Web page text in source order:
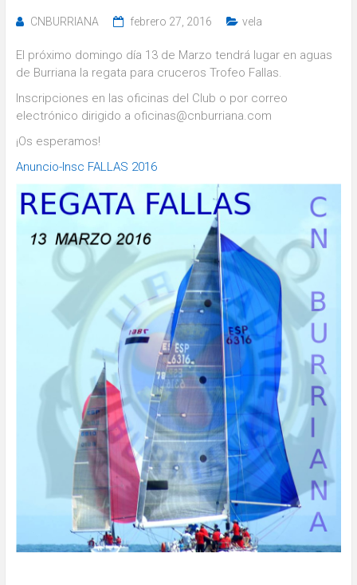
CNBURRIANA febrero 27, 2016 vela
El próximo domingo día 13 de Marzo tendrá lugar en aguas
de Burriana la regata para cruceros Trofeo Fallas.
Inscripciones en las oficinas del Club o por correo
electrónico dirigido a oficinas@cnburriana.com
¡Os esperamos!
Anuncio-Insc FALLAS 2016